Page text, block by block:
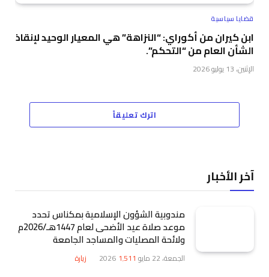
قضايا سياسية
ابن كيران من أكوراي: “النزاهة” هي المعيار الوحيد لإنقاذ
الشأن العام من “التحكم”.
الإثنين، 13 يوليو 2026
اترك تعليقاً
آخر الأخبار
مندوبية الشؤون الإسلامية بمكناس تحدد
موعد صلاة عيد الأضحى لعام 1447هـ/2026م
ولائحة المصليات والمساجد الجامعة
الجمعة، 22 مايو 2026 1٬511 زيارة